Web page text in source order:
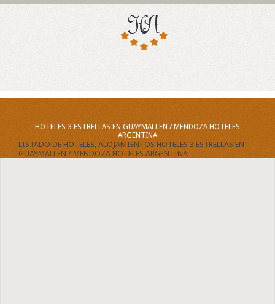
HOTELES 3 ESTRELLAS EN GUAYMALLEN / MENDOZA HOTELES
ARGENTINA
LISTADO DE HOTELES, ALOJAMIENTOS HOTELES 3 ESTRELLAS EN
GUAYMALLEN / MENDOZA HOTELES ARGENTINA